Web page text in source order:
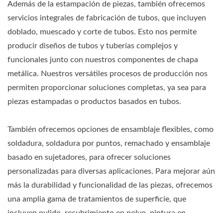
Además de la estampación de piezas, también ofrecemos
servicios integrales de fabricación de tubos, que incluyen
doblado, muescado y corte de tubos. Esto nos permite
producir diseños de tubos y tuberías complejos y
funcionales junto con nuestros componentes de chapa
metálica. Nuestros versátiles procesos de producción nos
permiten proporcionar soluciones completas, ya sea para
piezas estampadas o productos basados en tubos.
También ofrecemos opciones de ensamblaje flexibles, como
soldadura, soldadura por puntos, remachado y ensamblaje
basado en sujetadores, para ofrecer soluciones
personalizadas para diversas aplicaciones. Para mejorar aún
más la durabilidad y funcionalidad de las piezas, ofrecemos
una amplia gama de tratamientos de superficie, que